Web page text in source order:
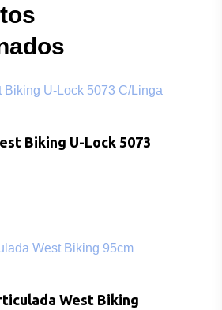
Biking U-Lock 5073
West Biking